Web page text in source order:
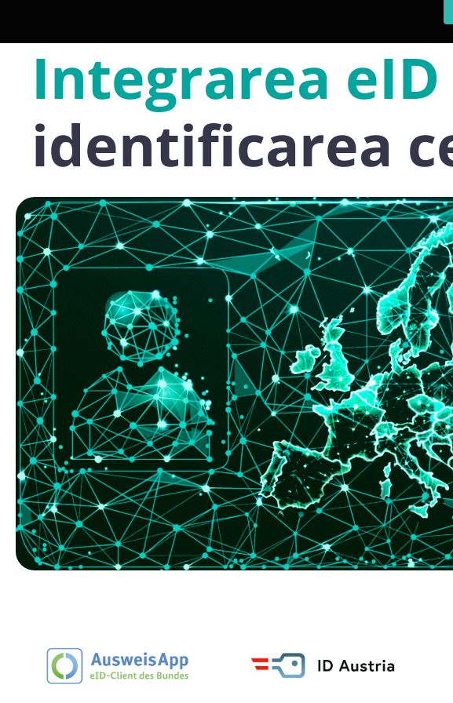
Integrarea eID
identificarea